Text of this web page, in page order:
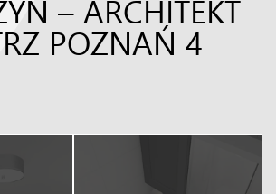
– ARCHITEKT
POZNAŃ 4